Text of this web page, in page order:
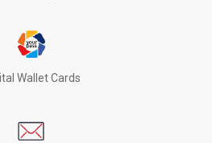
Wallet Cards